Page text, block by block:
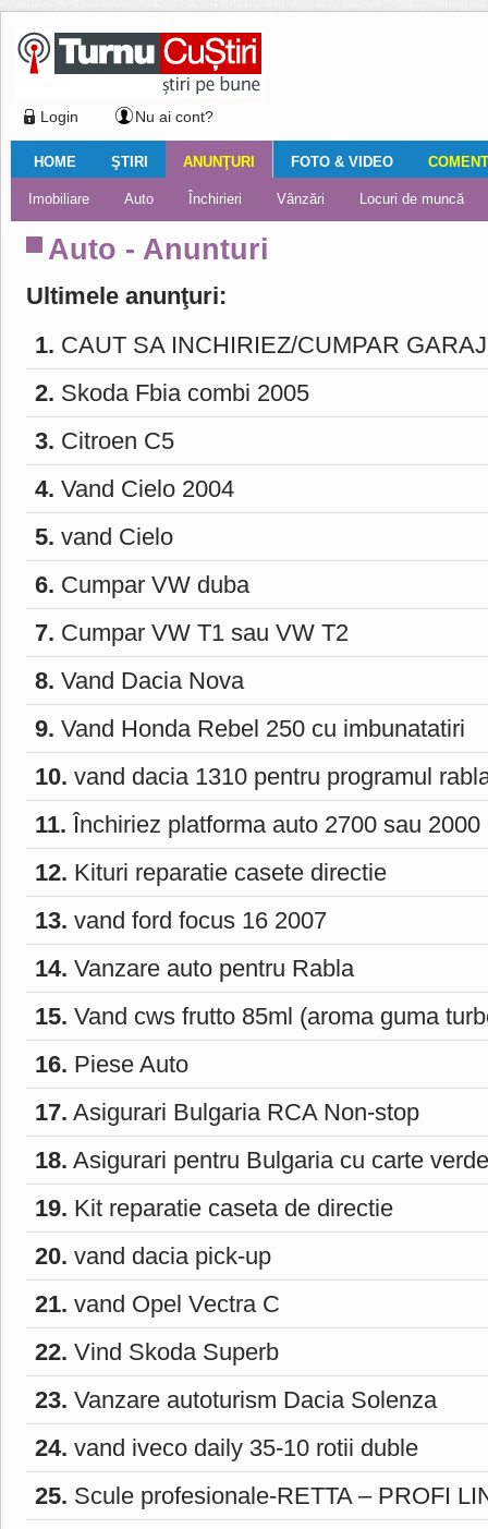
Login Nu ai cont?
HOME
Ştiri locale Turnaţi aici! Nemulţumirile localnicilor
ŞTIRI
Ştiri locale Ştiri din ţară Financiar Editorial
ANUNŢURI
Imobiliare Auto Închirieri Vânzări Locuri de muncă
FOTO & VIDEO
Galerii Foto Galerii video
Comentariul zilei
Auto - Anunturi
Ultimele anunţuri:
1. CAUT SA INCHIRIEZ/CUMPAR GARAJ
2. Skoda Fbia combi 2005
3. Citroen C5
4. Vand Cielo 2004
5. vand Cielo
6. Cumpar VW duba
7. Cumpar VW T1 sau VW T2
8. Vand Dacia Nova
9. Vand Honda Rebel 250 cu imbunatatiri
10. vand dacia 1310 pentru programul
11. Închiriez platforma auto 2700 sau 2000
12. Kituri reparatie casete directie
13. vand ford focus 16 2007
14. Vanzare auto pentru Rabla
15. Vand cws frutto 85ml (aroma guma
16. Piese Auto
17. Asigurari Bulgaria RCA Non-stop
18. Asigurari pentru Bulgaria cu carte verde
19. Kit reparatie caseta de directie
20. vand dacia pick-up
21. vand Opel Vectra C
22. Vind Skoda Superb
23. Vanzare autoturism Dacia Solenza
24. vand iveco daily 35-10 rotii duble
25. Scule profesionale-RETTA – PROFI